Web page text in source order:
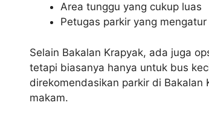
Area tunggu yang cukup luas
Petugas parkir yang
Selain Bakalan Krapyak, ada juga
tetapi biasanya hanya untuk bus
direkomendasikan parkir di
makam.